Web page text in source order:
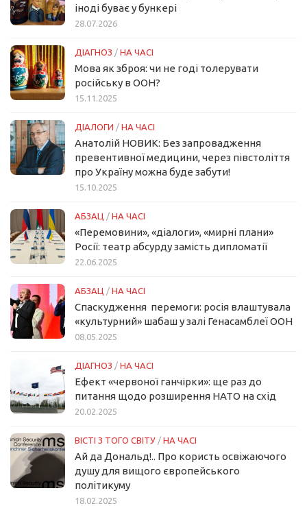
іноді буває у бункері
28.07.2026
ДІАГНОЗ / НА ЧАСІ
Мова як зброя: чи не годі толерувати
російську в ООН?
15.11.2025
ДІАЛОГИ / НА ЧАСІ
Анатолій НОВИК: Без запровадження
превентивної медицини, через півстоліття
про Україну можна буде забути!
15.10.2025
АБЗАЦ / НА ЧАСІ
«Перемовини», «діалоги», «мирні плани»
Росії: театр абсурду замість дипломатії
22.06.2025
АБЗАЦ / НА ЧАСІ
Спаскудження перемоги: росія влаштувала
«культурний» шабаш у залі Генасамблеї ООН
08.05.2025
ДІАГНОЗ / НА ЧАСІ
Ефект «червоної ганчірки»: ще раз до
питання щодо розширення НАТО на схід
20.02.2025
ВІСТІ З ТОГО СВІТУ / НА ЧАСІ
Ай да Дональд!.. Про користь освіжаючого
душу для вищого європейського
політикуму
18.02.2025